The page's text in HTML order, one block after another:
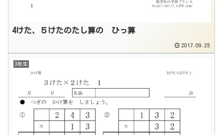
4けた、５けたのたし算の ひっ算
2017.09.25
3年生